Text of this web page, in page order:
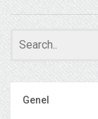
Genel